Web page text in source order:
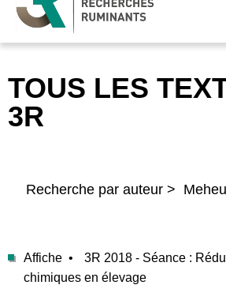
TOUS LES
3R
Recherche par auteur >
Affiche •
3R 2018 - Séance :
chimiques en élevage